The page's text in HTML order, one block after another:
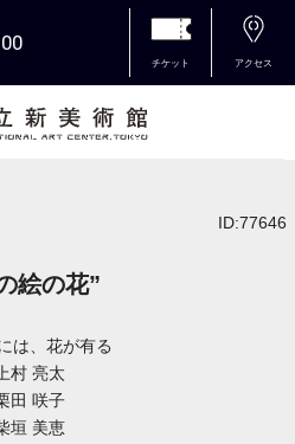
チケット アクセス
ID:77646
絵の花”
は、花が有る
村 亮太
田 咲子
垣 美恵